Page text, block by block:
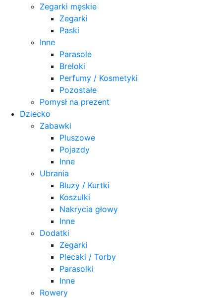
Zegarki męskie
Zegarki
Paski
Inne
Parasole
Breloki
Perfumy / Kosmetyki
Pozostałe
Pomysł na prezent
Dziecko
Zabawki
Pluszowe
Pojazdy
Inne
Ubrania
Bluzy / Kurtki
Koszulki
Nakrycia głowy
Inne
Dodatki
Zegarki
Plecaki / Torby
Parasolki
Inne
Rowery